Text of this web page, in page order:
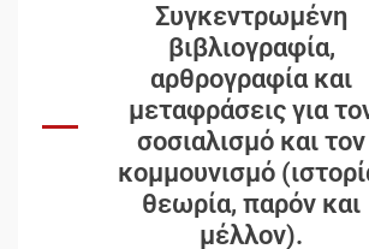
Συγκεντρωμένη
βιβλιογραφία,
αρθρογραφία και
μεταφράσεις για
σοσιαλισμό και τον
κομμουνισμό
θεωρία, παρόν και
μέλλον).